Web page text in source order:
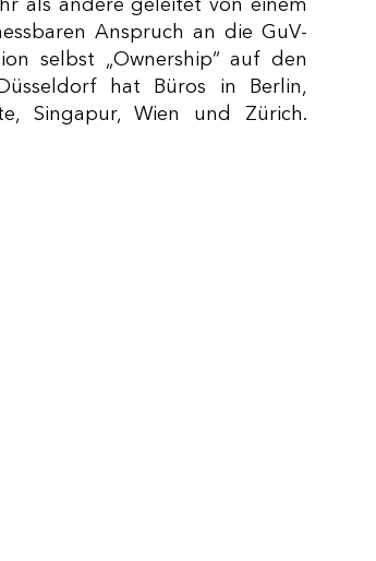
Anspruch an die GuV-
selbst „Ownership“ auf den
hat Büros in Berlin,
Singapur, Wien und Zürich.